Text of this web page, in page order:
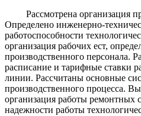
Рассмотрена организация
Определено инженерно-
работоспособности
организация рабочих ест,
производственного персонала.
расписание и тарифные ставки
линии. Рассчитаны основные
производственного процесса.
организация работы ремонтных
надежности работы